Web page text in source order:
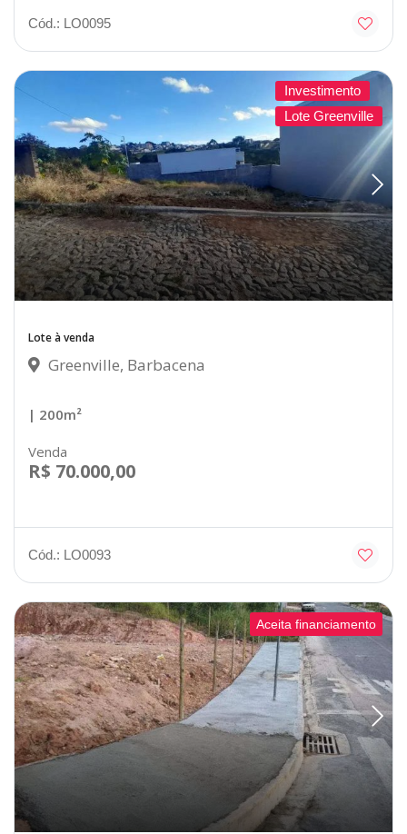
Cód.: LO0095
Investimento
Lote Greenville
Lote à venda
Greenville, Barbacena
| 200m²
Venda
R$ 70.000,00
Cód.: LO0093
Aceita financiamento